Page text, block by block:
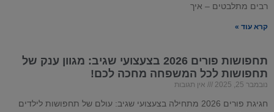
רבים מתלבטים – איך
קרא עוד »
תחפושות פורים 2026 בצעצועי שגיב: מגוון ענק של
תחפושות לכל המשפחה מחכה לכם!
נובמבר 25, 2025 אין תגובות
חגיגת פורים 2026 מתחילה בצעצועי שגיב: עולם של תחפושות לילדים